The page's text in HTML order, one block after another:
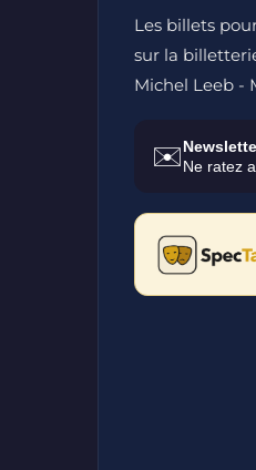
Les billets
sur la
Michel Leeb -
✉️Ne ratez